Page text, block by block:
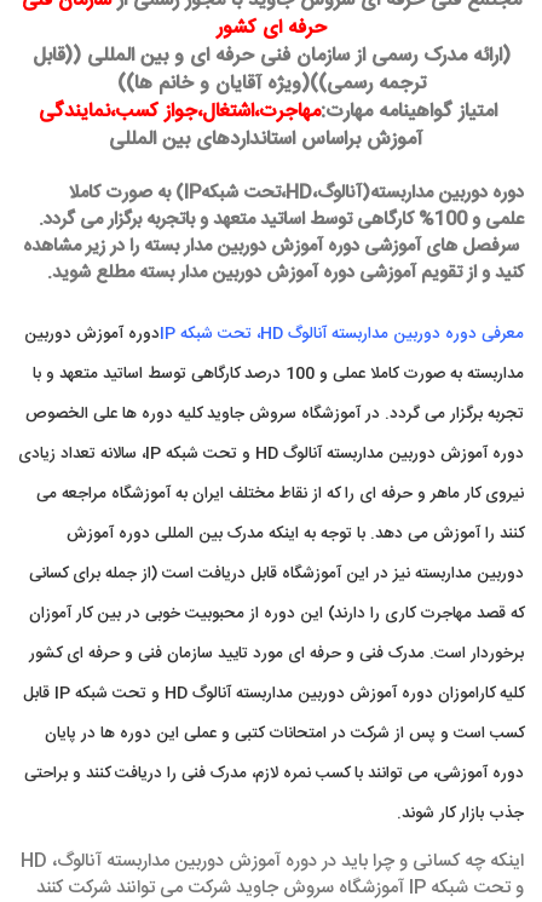
حرفه ای کشور
(ارائه مدرک رسمی از سازمان فنی حرفه ای و بین المللی ((قابل
ترجمه رسمی))(ویژه آقایان و خانم ها))
امتیاز گواهینامه مهارت:مهاجرت،اشتغال،جواز کسب،نمایندگی
آموزش براساس استانداردهای بین المللی
دوره دوربین مداربسته(آنالوگ،HD،تحت شبکهIP)
به صورت کاملا
علمی و 100% کارگاهی توسط اساتید متعهد و باتجربه برگزار می گردد.
سرفصل های آموزشی دوره آموزش دوربین مدار بسته را در زیر مشاهده
کنید و از تقویم آموزشی دوره آموزش دوربین مدار بسته مطلع شوید.
معرفی دوره دوربین مداربسته آنالوگ HD، تحت شبکه IP
دوره آموزش دوربین
مداربسته به صورت کاملا عملی و 100 درصد کارگاهی توسط اساتید متعهد و با
تجربه برگزار می گردد. در آموزشگاه سروش جاوید کلیه دوره ها علی الخصوص
دوره آموزش دوربین مداربسته آنالوگ HD و تحت شبکه IP، سالانه تعداد زیادی
نیروی کار ماهر و حرفه ای را که از نقاط مختلف ایران به آموزشگاه مراجعه می
کنند را آموزش می دهد. با توجه به اینکه مدرک بین المللی دوره آموزش
دوربین مداربسته نیز در این آموزشگاه قابل دریافت است (از جمله برای کسانی
که قصد مهاجرت کاری را دارند) این دوره از محبوبیت خوبی در بین کار آموزان
برخوردار است. مدرک فنی و حرفه ای مورد تایید سازمان فنی و حرفه ای کشور
کلیه کاراموزان دوره آموزش دوربین مداربسته آنالوگ HD و تحت شبکه IP قابل
کسب است و پس از شرکت در امتحانات کتبی و عملی این دوره ها در پایان
دوره آموزشی، می توانند با کسب نمره لازم، مدرک فنی را دریافت کنند و براحتی
جذب بازار کار شوند.
اینکه چه کسانی و چرا باید در دوره آموزش دوربین مداربسته آنالوگ، HD
و تحت شبکه IP آموزشگاه سروش جاوید شرکت می توانند شرکت کنند